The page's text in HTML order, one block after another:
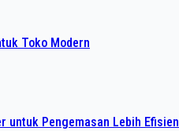
Toko Modern
untuk Pengemasan Lebih Efisien